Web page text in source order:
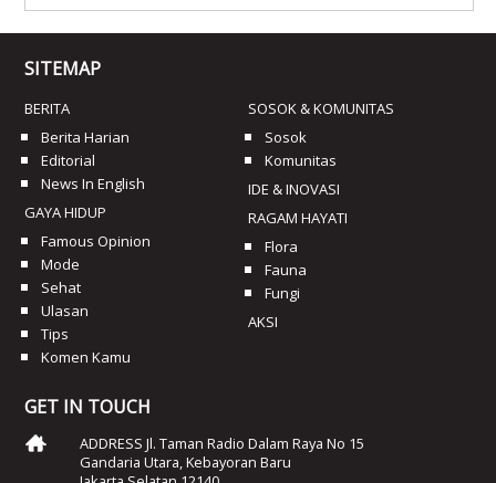
SITEMAP
BERITA
Berita Harian
Editorial
News In English
GAYA HIDUP
Famous Opinion
Mode
Sehat
Ulasan
Tips
Komen Kamu
SOSOK & KOMUNITAS
Sosok
Komunitas
IDE & INOVASI
RAGAM HAYATI
Flora
Fauna
Fungi
AKSI
GET IN TOUCH
ADDRESS Jl. Taman Radio Dalam Raya No 15
Gandaria Utara, Kebayoran Baru